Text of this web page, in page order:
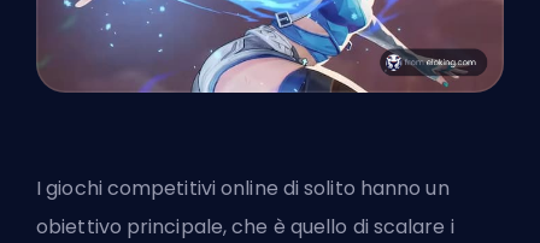
I giochi competitivi online di solito hanno un
obiettivo principale, che è quello di scalare i